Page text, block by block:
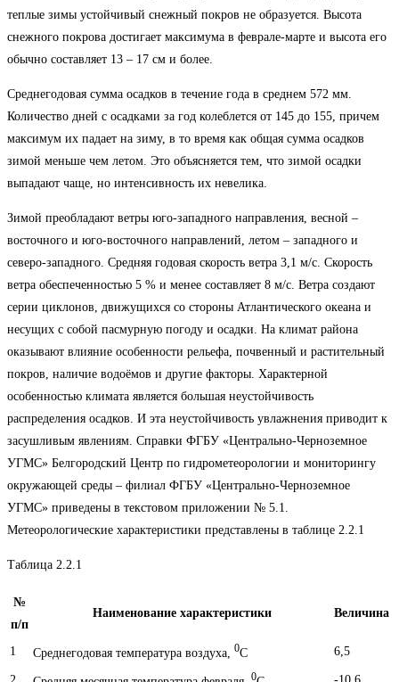
теплые зимы устойчивый снежный покров не образуется. Высота
снежного покрова достигает максимума в феврале-марте и высота его
обычно составляет 13 – 17 см и более.
Среднегодовая сумма осадков в течение года в среднем 572 мм.
Количество дней с осадками за год колеблется от 145 до 155, причем
максимум их падает на зиму, в то время как общая сумма осадков
зимой меньше чем летом. Это объясняется тем, что зимой осадки
выпадают чаще, но интенсивность их невелика.
Зимой преобладают ветры юго-западного направления, весной –
восточного и юго-восточного направлений, летом – западного и
северо-западного. Средняя годовая скорость ветра 3,1 м/с. Скорость
ветра обеспеченностью 5 % и менее составляет 8 м/с. Ветра создают
серии циклонов, движущихся со стороны Атлантического океана и
несущих с собой пасмурную погоду и осадки. На климат района
оказывают влияние особенности рельефа, почвенный и растительный
покров, наличие водоёмов и другие факторы. Характерной
особенностью климата является большая неустойчивость
распределения осадков. И эта неустойчивость увлажнения приводит к
засушливым явлениям. Справки ФГБУ «Центрально-Черноземное
УГМС» Белгородский Центр по гидрометеорологии и мониторингу
окружающей среды – филиал ФГБУ «Центрально-Черноземное
УГМС» приведены в текстовом приложении № 5.1.
Метеорологические характеристики представлены в таблице 2.2.1
Таблица 2.2.1
№
п/п
Наименование характеристики Величина
1 Среднегодовая температура воздуха, 0С 6,5
0